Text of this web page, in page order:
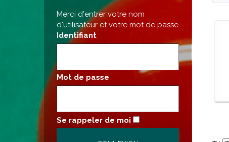
Merci d'entrer votre nom
d'utilisateur et votre mot de passe
Identifiant
Mot de passe
Se rappeler de moi